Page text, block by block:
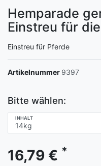
Hemparade
Einstreu für
Einstreu für Pferde
Artikelnummer 9397
Bitte wählen:
INHALT
16,79 € *